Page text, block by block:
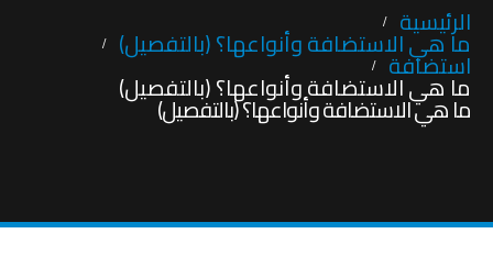
الرئيسية
ما هي الاستضافة وأنواعها؟ (بالتفصيل)
استضافة
ما هي الاستضافة وأنواعها؟ (بالتفصيل)
ما هي الاستضافة وأنواعها؟ (بالتفصيل)